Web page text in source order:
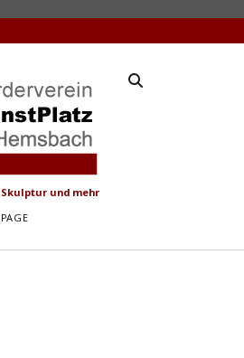
Skulptur und mehr